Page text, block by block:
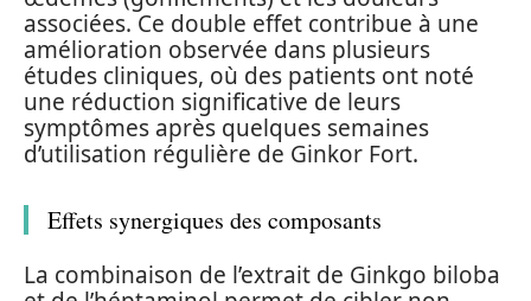
associées. Ce double effet contribue à une
amélioration observée dans plusieurs
études cliniques, où des patients ont noté
une réduction significative de leurs
symptômes après quelques semaines
d’utilisation régulière de Ginkor Fort.
Effets synergiques des composants
La combinaison de l’extrait de Ginkgo biloba